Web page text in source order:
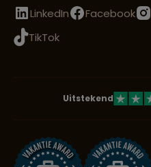
LinkedIn
Facebook
TikTok
Uitstekend